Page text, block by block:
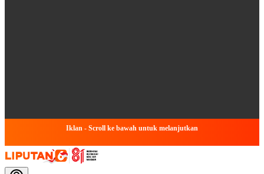
Iklan - Scroll ke bawah untuk melanjutkan